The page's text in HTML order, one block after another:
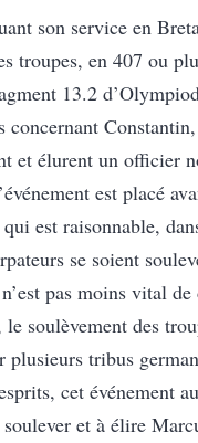
son service en
troupes, en 407 ou
13.2
concernant
et élurent un officier
est placé
est raisonnable,
se soient
pas moins vital
soulèvement des
plusieurs tribus
cet événement
et à élire